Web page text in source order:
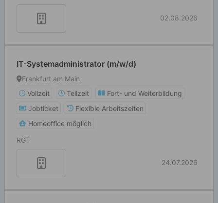
02.08.2026
IT-Systemadministrator (m/w/d)
Frankfurt am Main
Vollzeit
Teilzeit
Fort- und Weiterbildung
Jobticket
Flexible Arbeitszeiten
Homeoffice möglich
RGT
24.07.2026